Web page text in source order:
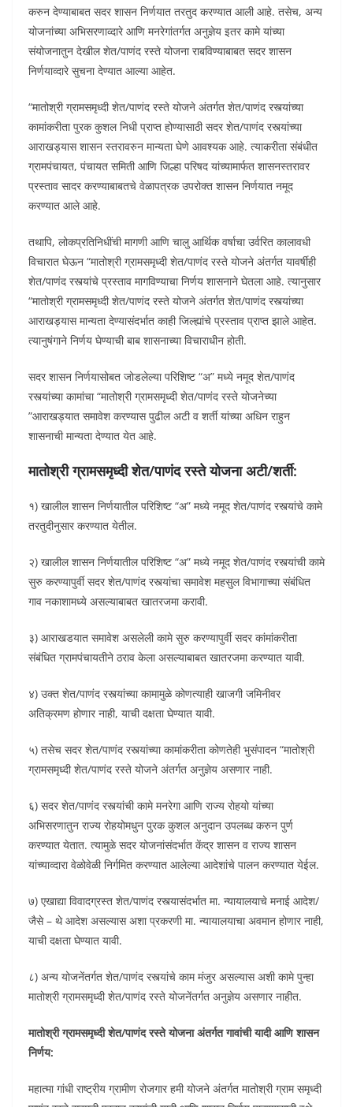
करुन देण्याबाबत सदर शासन निर्णयात तरतुद करण्यात आली आहे. तसेच, अन्य
योजनांच्या अभिसरणाव्दारे आणि मनरेगांतर्गत अनुज्ञेय इतर कामे यांच्या
संयोजनातुन देखील शेत/पाणंद रस्ते योजना राबविण्याबाबत सदर शासन
निर्णयाव्दारे सुचना देण्यात आल्या आहेत.
“मातोश्री ग्रामसमृध्दी शेत/पाणंद रस्ते योजने अंतर्गत शेत/पाणंद रस्त्यांच्या
कामांकरीता पुरक कुशल निधी प्राप्त होण्यासाठी सदर शेत/पाणंद रस्त्यांच्या
आराखड्यास शासन स्तरावरुन मान्यता घेणे आवश्यक आहे. त्याकरीता संबंधीत
ग्रामपंचायत, पंचायत समिती आणि जिल्हा परिषद यांच्यामार्फत शासनस्तरावर
प्रस्ताव सादर करण्याबाबतचे वेळापत्रक उपरोक्त शासन निर्णयात नमूद
करण्यात आले आहे.
तथापि, लोकप्रतिनिधींची मागणी आणि चालु आर्थिक वर्षाचा उर्वरित कालावधी
विचारात घेऊन “मातोश्री ग्रामसमृध्दी शेत/पाणंद रस्ते योजने अंतर्गत यावर्षीही
शेत/पाणंद रस्त्यांचे प्रस्ताव मागविण्याचा निर्णय शासनाने घेतला आहे. त्यानुसार
“मातोश्री ग्रामसमृध्दी शेत/पाणंद रस्ते योजने अंतर्गत शेत/पाणंद रस्त्यांच्या
आराखड्यास मान्यता देण्यासंदर्भात काही जिल्ह्यांचे प्रस्ताव प्राप्त झाले आहेत.
त्यानुषंगाने निर्णय घेण्याची बाब शासनाच्या विचाराधीन होती.
सदर शासन निर्णयासोबत जोडलेल्या परिशिष्ट “अ” मध्ये नमूद शेत/पाणंद
रस्त्यांच्या कामांचा “मातोश्री ग्रामसमृध्दी शेत/पाणंद रस्ते योजनेच्या
”आराखड्यात समावेश करण्यास पुढील अटी व शर्ती यांच्या अधिन राहुन
शासनाची मान्यता देण्यात येत आहे.
मातोश्री ग्रामसमृध्दी शेत/पाणंद रस्ते योजना अटी/शर्ती:
१) खालील शासन निर्णयातील परिशिष्ट “अ” मध्ये नमूद शेत/पाणंद रस्त्यांचे कामे
तरतुदीनुसार करण्यात येतील.
२) खालील शासन निर्णयातील परिशिष्ट “अ” मध्ये नमूद शेत/पाणंद रस्त्यांची कामे
सुरु करण्यापुर्वी सदर शेत/पाणंद रस्त्यांचा समावेश महसुल विभागाच्या संबंधित
गाव नकाशामध्ये असल्याबाबत खातरजमा करावी.
३) आराखडयात समावेश असलेली कामे सुरु करण्यापुर्वी सदर कांमांकरीता
संबंधित ग्रामपंचायतीने ठराव केला असल्याबाबत खातरजमा करण्यात यावी.
४) उक्त शेत/पाणंद रस्त्यांच्या कामामुळे कोणत्याही खाजगी जमिनीवर
अतिक्रमण होणार नाही, याची दक्षता घेण्यात यावी.
५) तसेच सदर शेत/पाणंद रस्त्यांच्या कामांकरीता कोणतेही भुसंपादन “मातोश्री
ग्रामसमृध्दी शेत/पाणंद रस्ते योजने अंतर्गत अनुज्ञेय असणार नाही.
६) सदर शेत/पाणंद रस्त्यांची कामे मनरेगा आणि राज्य रोहयो यांच्या
अभिसरणातुन राज्य रोहयोमधुन पुरक कुशल अनुदान उपलब्ध करुन पुर्ण
करण्यात येतात. त्यामुळे सदर योजनांसंदर्भात केंद्र शासन व राज्य शासन
यांच्याव्दारा वेळोवेळी निर्गमित करण्यात आलेल्या आदेशांचे पालन करण्यात येईल.
७) एखाद्या विवादग्रस्त शेत/पाणंद रस्त्यासंदर्भात मा. न्यायालयाचे मनाई आदेश/
जैसे – थे आदेश असल्यास अशा प्रकरणी मा. न्यायालयाचा अवमान होणार नाही,
याची दक्षता घेण्यात यावी.
८) अन्य योजनेंतर्गत शेत/पाणंद रस्त्यांचे काम मंजुर असल्यास अशी कामे पुन्हा
मातोश्री ग्रामसमृध्दी शेत/पाणंद रस्ते योजनेंतर्गत अनुज्ञेय असणार नाहीत.
मातोश्री ग्रामसमृध्दी शेत/पाणंद रस्ते योजना अंतर्गत गावांची यादी आणि शासन
निर्णय:
महात्मा गांधी राष्ट्रीय ग्रामीण रोजगार हमी योजने अंतर्गत मातोश्री ग्राम समृध्दी